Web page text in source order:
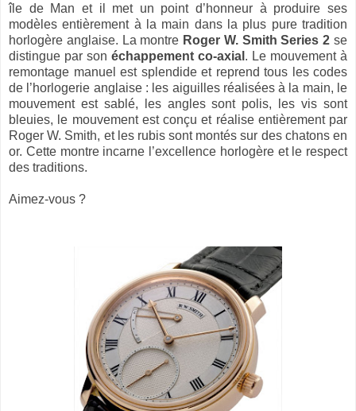
île de Man et il met un point d’honneur à produire ses
modèles entièrement à la main dans la plus pure tradition
horlogère anglaise. La montre Roger W. Smith Series 2 se
distingue par son échappement co-axial . Le mouvement à
remontage manuel est splendide et reprend tous les codes
de l’horlogerie anglaise : les aiguilles réalisées à la main, le
mouvement est sablé, les angles sont polis, les vis sont
bleuies, le mouvement est conçu et réalise entièrement par
Roger W. Smith, et les rubis sont montés sur des chatons en
or. Cette montre incarne l’excellence horlogère et le respect
des traditions.
Aimez-vous ?